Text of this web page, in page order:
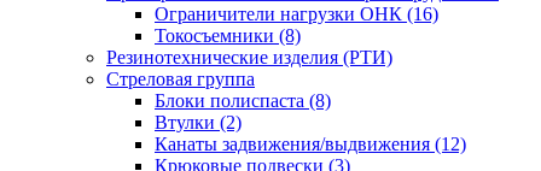
Ограничители нагрузки ОНК (16)
Токосъемники (8)
Резинотехнические изделия (РТИ)
Стреловая группа
Блоки полиспаста (8)
Втулки (2)
Канаты задвижения/выдвижения (12)
Крюковые подвески (3)